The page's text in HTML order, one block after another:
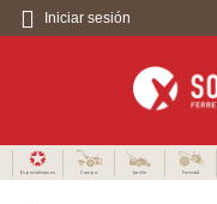
Iniciar sesión
Especialistas en Campo Jardín Forestal